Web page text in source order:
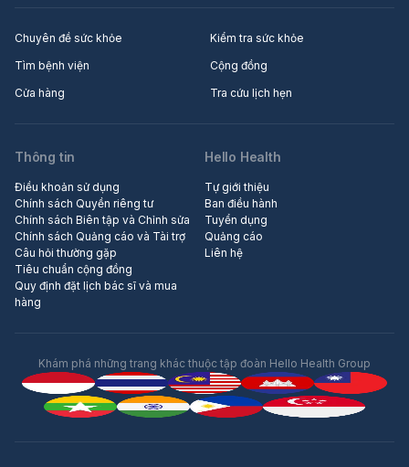
Chuyên đề sức khỏe
Kiểm tra sức khỏe
Tìm bệnh viện
Cộng đồng
Cửa hàng
Tra cứu lịch hẹn
Thông tin
Điều khoản sử dụng
Chính sách Quyền riêng tư
Chính sách Biên tập và Chỉnh sửa
Chính sách Quảng cáo và Tài trợ
Câu hỏi thường gặp
Tiêu chuẩn cộng đồng
Quy định đặt lịch bác sĩ và mua
hàng
Hello Health
Tự giới thiệu
Ban điều hành
Tuyển dụng
Quảng cáo
Liên hệ
Khám phá những trang khác thuộc tập đoàn Hello Health Group